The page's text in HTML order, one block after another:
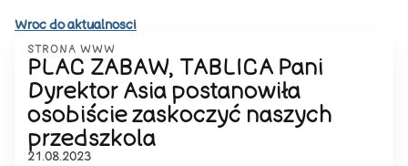
Wroc do aktualnosci
STRONA WWW
PLAC ZABAW, TABLICA Pani
Dyrektor Asia postanowiła
osobiście zaskoczyć naszych
przedszkola
21.08.2023